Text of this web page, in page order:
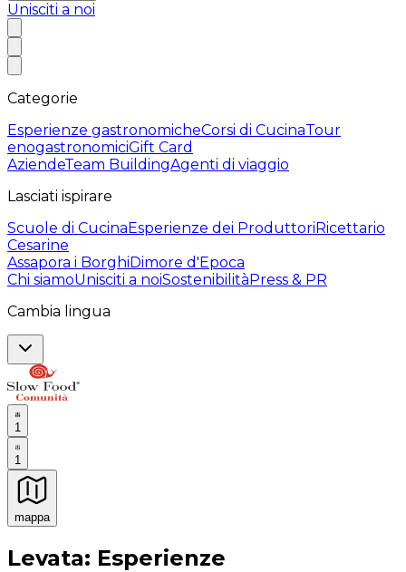
Unisciti a noi
Categorie
Esperienze gastronomicheCorsi di CucinaTour
enogastronomiciGift Card
AziendeTeam BuildingAgenti di viaggio
Lasciati ispirare
Scuole di CucinaEsperienze dei ProduttoriRicettario
Cesarine
Assapora i BorghiDimore d'Epoca
Chi siamoUnisciti a noiSostenibilitàPress & PR
Cambia lingua
1
1
mappa
Esperienze culinarie indimenticabili: Esperienze
Levata: Esperienze